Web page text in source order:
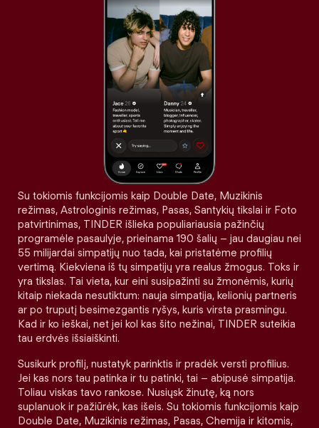
Su tokiomis funkcijomis kaip Double Date, Muzikinis
režimas, Astrologinis režimas, Pasas, Santykių tikslai ir Foto
patvirtinimas, TINDER išlieka populiariausia pažinčių
programėle pasaulyje, prieinama 190 šalių – jau daugiau nei
55 milijardai simpatijų nuo tada, kai pristatėme profilių
vertimą. Kiekviena iš tų simpatijų yra realus žmogus. Toks ir
yra tikslas. Tai vieta, kur eini susipažinti su žmonėmis, kurių
kitaip niekada nesutiktum: nauja simpatija, kelionių partneris
ar po truputį besimezgantis ryšys, kuris virsta prasmingu.
Kad ir ko ieškai, net jei kol kas šito nežinai, TINDER suteikia
tau erdvės išsiaiškinti.
Susikurk profilį, nustatyk parinktis ir pradėk versti profilius.
Jei kas nors tau patinka ir tu patinki, tai – abipusė simpatija.
Toliau viskas tavo rankose. Nusiųsk žinutę, ką nors
suplanuok ir pažiūrėk, kas išeis. Su tokiomis funkcijomis kaip
Double Date, Muzikinis režimas, Pasas, Chemija ir kitomis,